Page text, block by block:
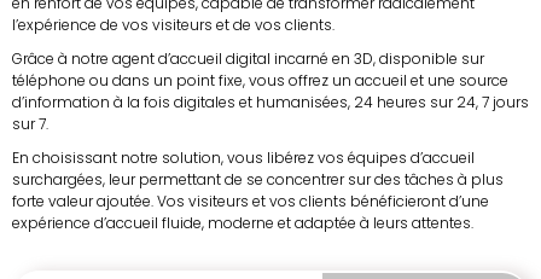
l’expérience de vos visiteurs et de vos clients.
Grâce à notre agent d’accueil digital incarné en 3D, disponible sur
téléphone ou dans un point fixe, vous offrez un accueil et une source
d’information à la fois digitales et humanisées, 24 heures sur 24, 7 jours
sur 7.
En choisissant notre solution, vous libérez vos équipes d’accueil
surchargées, leur permettant de se concentrer sur des tâches à plus
forte valeur ajoutée. Vos visiteurs et vos clients bénéficieront d’une
expérience d’accueil fluide, moderne et adaptée à leurs attentes.